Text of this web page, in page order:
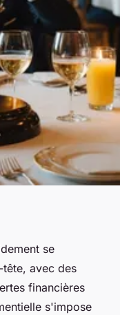
:
les
se
avec des
financières
s'impose